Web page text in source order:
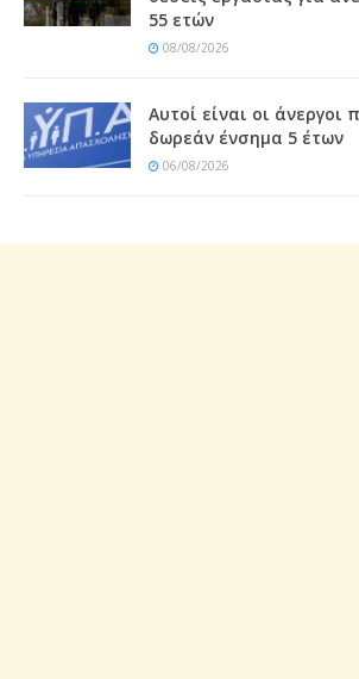
55 ετών
08/08/2026
Αυτοί είναι οι άνεργοι
δωρεάν ένσημα 5 έτων
06/08/2026